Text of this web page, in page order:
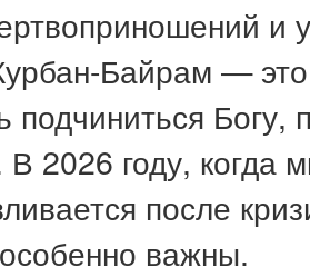
и
Байрам —
подчиниться
В 2026 году, когда
после
важны.